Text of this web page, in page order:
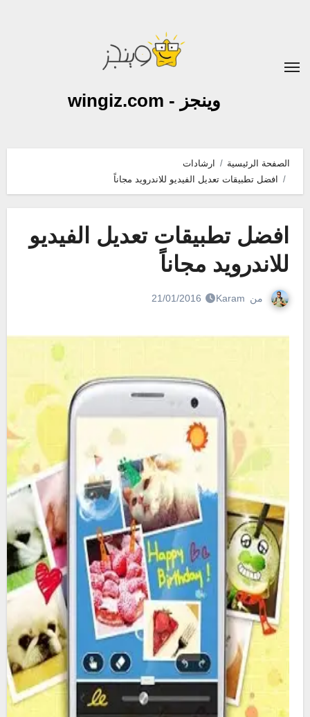
وينجز - wingiz.com
الصفحة الرئيسية
ارشادات
افضل تطبيقات تعديل الفيديو للاندرويد مجاناً
افضل تطبيقات تعديل الفيديو
للاندرويد مجاناً
من Karam
21/01/2016